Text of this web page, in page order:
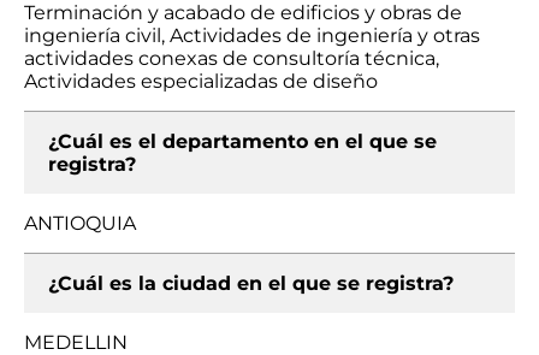
Terminación y acabado de edificios y obras de
ingeniería civil, Actividades de ingeniería y otras
actividades conexas de consultoría técnica,
Actividades especializadas de diseño
¿Cuál es el departamento en el que se
registra?
ANTIOQUIA
¿Cuál es la ciudad en el que se registra?
MEDELLIN